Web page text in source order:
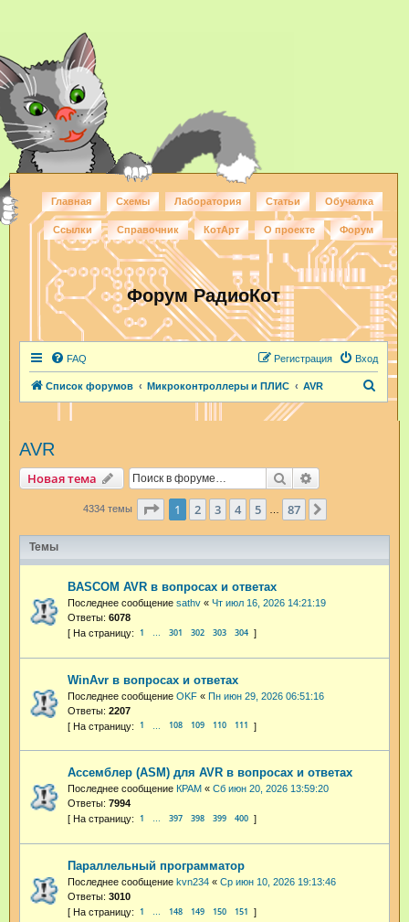
Главная Схемы Лаборатория Статьи Обучалка
Ссылки Справочник КотАрт О проекте Форум
Форум РадиоКот
FAQ Вход
Регистрация
Список форумов Микроконтроллеры и ПЛИС AVR
AVR
Новая тема Поиск
4334 темы Страница из 87
1 2 3 4 5 87
Темы
BASCOM AVR в вопросах и ответах
Последнее сообщение sathv « Чт июл 16, 2026 14:21:19
Ответы: 6078
1 … 301 302 303 304
WinAvr в вопросах и ответах
Последнее сообщение OKF « Пн июн 29, 2026 06:51:16
Ответы: 2207
1 108 109 110 111
Ассемблер (ASM) для AVR в вопросах и ответах
Последнее сообщение КРАМ « Сб июн 20, 2026 13:59:20
Ответы: 7994
1 … 397 398 399 400
Параллельный программатор
Последнее сообщение kvn234 « Ср июн 10, 2026 19:13:46
Ответы: 3010
1 … 148 149 150 151